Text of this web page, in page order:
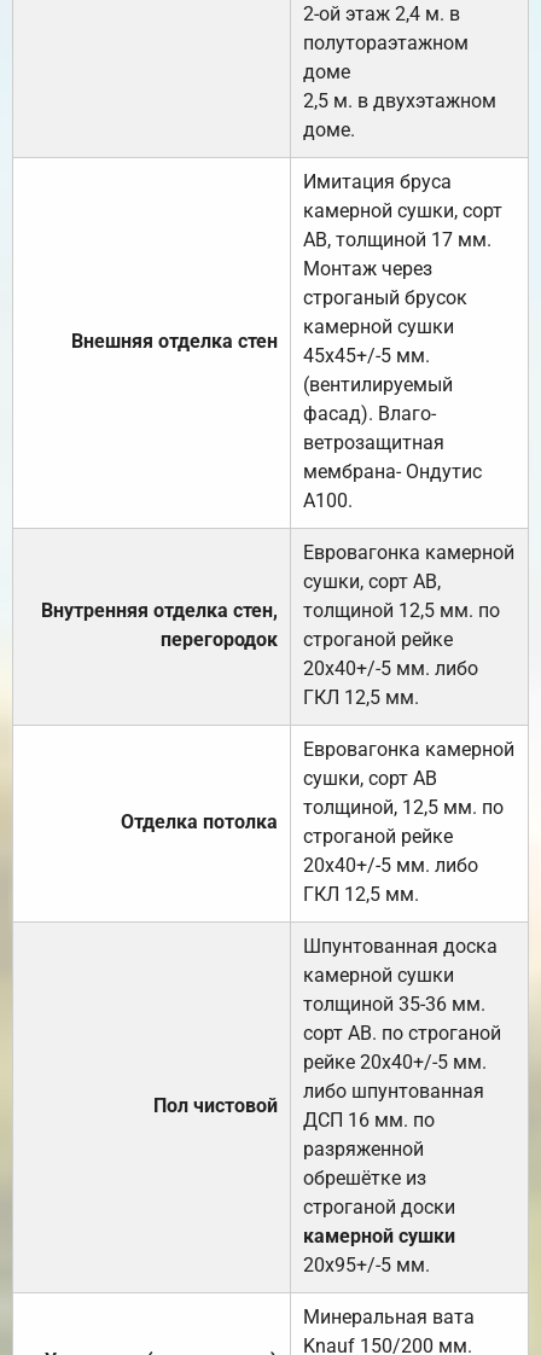
2-ой этаж 2,4 м. в
полутораэтажном
доме
2,5 м. в двухэтажном
доме.
Внешняя отделка стен
Имитация бруса
камерной сушки, сорт
АВ, толщиной 17 мм.
Монтаж через
строганый брусок
камерной сушки
45х45+/-5 мм.
(вентилируемый
фасад). Влаго-
ветрозащитная
мембрана- Ондутис
А100.
Внутренняя отделка стен,
перегородок
Евровагонка камерной
сушки, сорт АВ,
толщиной 12,5 мм. по
строганой рейке
20х40+/-5 мм. либо
ГКЛ 12,5 мм.
Отделка потолка
Евровагонка камерной
сушки, сорт АВ
толщиной, 12,5 мм. по
строганой рейке
20х40+/-5 мм. либо
ГКЛ 12,5 мм.
Пол чистовой
Шпунтованная доска
камерной сушки
толщиной 35-36 мм.
сорт АВ. по строганой
рейке 20х40+/-5 мм.
либо шпунтованная
ДСП 16 мм. по
разряженной
обрешётке из
строганой доски
камерной сушки
20х95+/-5 мм.
Минеральная вата
Knauf 150/200 мм.